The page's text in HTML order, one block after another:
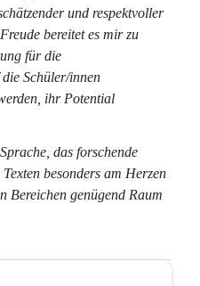
und respektvoller
bereitet es mir zu
für die
Schüler/innen
ihr Potential
das forschende
besonders am Herzen
Bereichen genügend Raum